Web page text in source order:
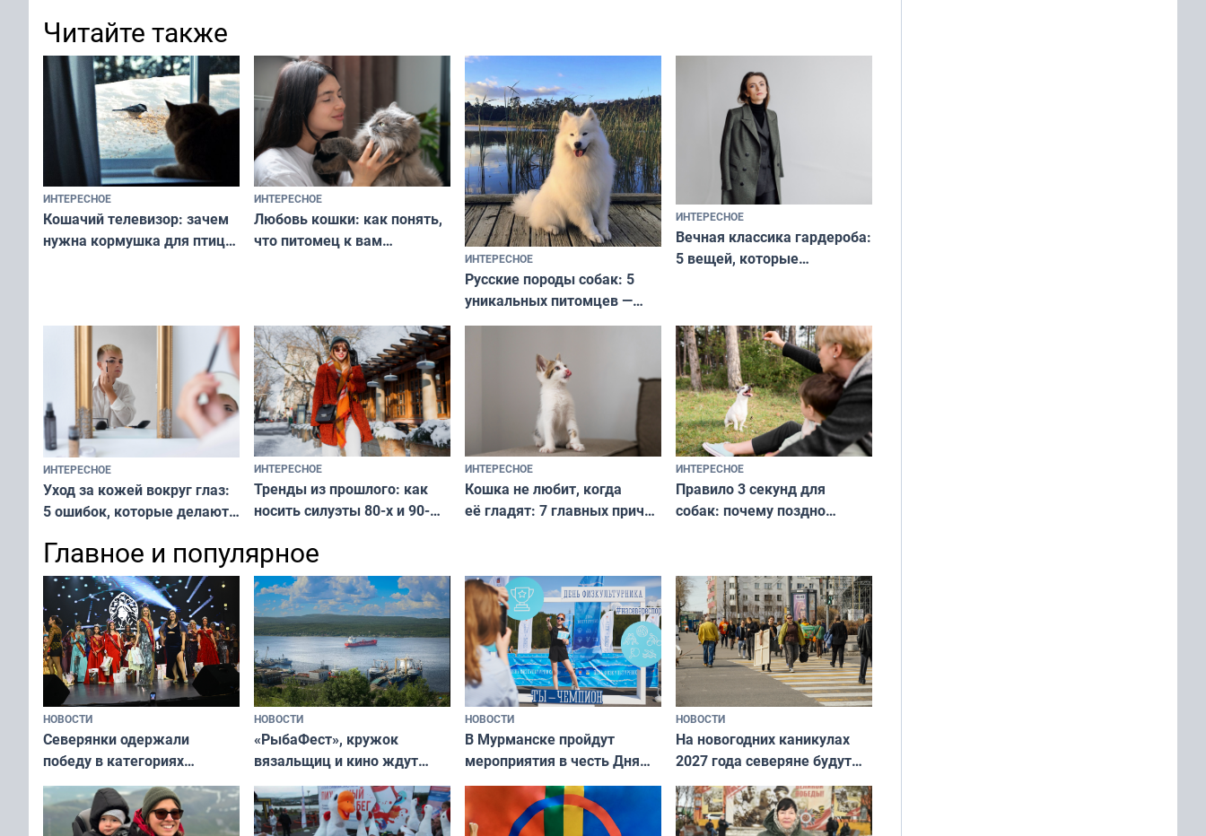
Читайте также
ИНТЕРЕСНОЕ
Кошачий телевизор: зачем
нужна кормушка для птиц
ИНТЕРЕСНОЕ
Любовь кошки: как понять,
что питомец к вам
ИНТЕРЕСНОЕ
Русские породы собак: 5
уникальных питомцев —
национальные сокровища
и характером
ИНТЕРЕСНОЕ
Вечная классика гардероба:
5 вещей, которые
и актуально в любой сезон
ИНТЕРЕСНОЕ
Уход за кожей вокруг глаз:
5 ошибок, которые делают
и вернуть свежий взгляд
без дорогих средств
ИНТЕРЕСНОЕ
Тренды из прошлого: как
носить силуэты 80-х и 90-
современно и стильно без
переплат
ИНТЕРЕСНОЕ
Кошка не любит, когда
её гладят: 7 главных причин
независимому питомцу
ИНТЕРЕСНОЕ
Правило 3 секунд для
собак: почему поздно
питомцу всё сразу и без
криков
Главное и популярное
НОВОСТИ
Северянки одержали
победу в категориях
всероссийского конкурса
«Мисс и Миссис Великая
Русь»
НОВОСТИ
«РыбаФест», кружок
вязальщиц и кино ждут
мурманчан в эти выходные
НОВОСТИ
В Мурманске пройдут
мероприятия в честь Дня
физкультурника
НОВОСТИ
На новогодних каникулах
2027 года северяне будут
отдыхать 11 дней